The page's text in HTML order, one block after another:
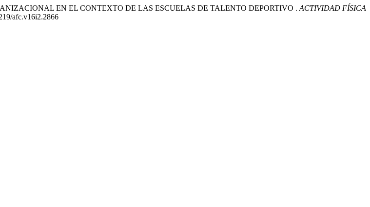
EN EL CONTEXTO DE LAS ESCUELAS DE TALENTO DEPORTIVO . ACTIVIDAD FÍSICA
afc.v16i2.2866